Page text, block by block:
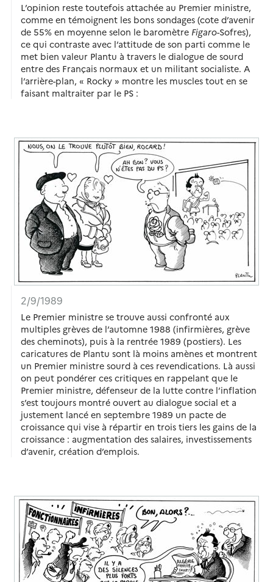
L’opinion reste toutefois attachée au Premier ministre,
comme en témoignent les bons sondages (cote d’avenir
de 55% en moyenne selon le baromètre Figaro-Sofres),
ce qui contraste avec l’attitude de son parti comme le
met bien valeur Plantu à travers le dialogue de sourd
entre des Français normaux et un militant socialiste. A
l’arrière-plan, « Rocky » montre les muscles tout en se
faisant maltraiter par le PS :
2/9/1989
Le Premier ministre se trouve aussi confronté aux
multiples grèves de l’automne 1988 (infirmières, grève
des cheminots), puis à la rentrée 1989 (postiers). Les
caricatures de Plantu sont là moins amènes et montrent
un Premier ministre sourd à ces revendications. Là aussi
on peut pondérer ces critiques en rappelant que le
Premier ministre, défenseur de la lutte contre l’inflation
s’est toujours montré ouvert au dialogue social et a
justement lancé en septembre 1989 un pacte de
croissance qui vise à répartir en trois tiers les gains de la
croissance : augmentation des salaires, investissements
d’avenir, création d’emplois.